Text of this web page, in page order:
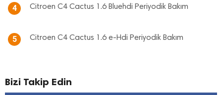
4 Citroen C4 Cactus 1.6 Bluehdi Periyodik Bakım
5 Citroen C4 Cactus 1.6 e-Hdi Periyodik Bakım
Bizi Takip Edin